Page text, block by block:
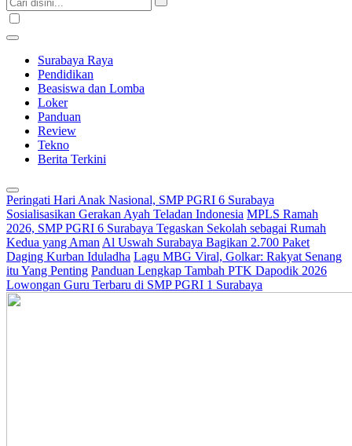
Surabaya Raya
Pendidikan
Beasiswa dan Lomba
Loker
Panduan
Review
Tekno
Berita Terkini
Peringati Hari Anak Nasional, SMP PGRI 6 Surabaya
Sosialisasikan Gerakan Ayah Teladan Indonesia MPLS Ramah
2026, SMP PGRI 6 Surabaya Tegaskan Sekolah sebagai Rumah
Kedua yang Aman Al Uswah Surabaya Bagikan 2.700 Paket
Daging Kurban Iduladha Lagu MBG Viral, Golkar: Rakyat Senang
itu Yang Penting Panduan Lengkap Tambah PTK Dapodik 2026
Lowongan Guru Terbaru di SMP PGRI 1 Surabaya